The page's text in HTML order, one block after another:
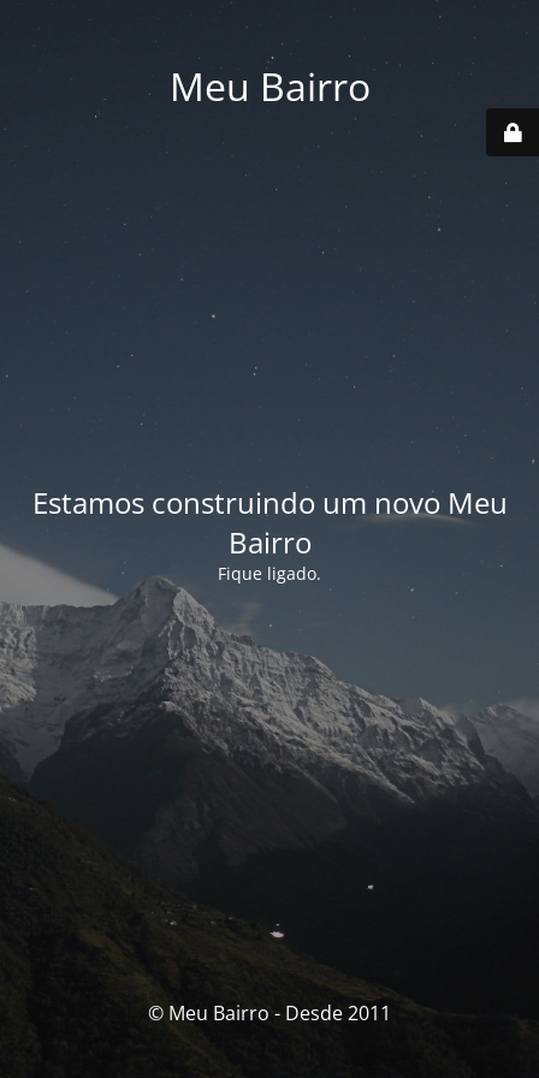
Meu Bairro
Estamos construindo um novo Meu
Bairro
Fique ligado.
© Meu Bairro - Desde 2011